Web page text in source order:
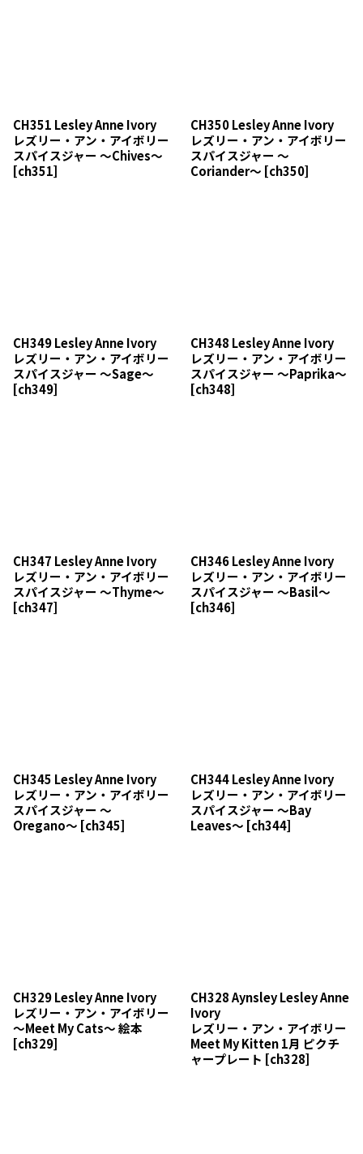
CH351 Lesley Anne Ivory
レズリー・アン・アイボリー
スパイスジャー 〜Chives〜
[ch351]
CH350 Lesley Anne Ivory
レズリー・アン・アイボリー
スパイスジャー 〜
Coriander〜 [ch350]
CH349 Lesley Anne Ivory
レズリー・アン・アイボリー
スパイスジャー 〜Sage〜
[ch349]
CH348 Lesley Anne Ivory
レズリー・アン・アイボリー
スパイスジャー 〜Paprika〜
[ch348]
CH347 Lesley Anne Ivory
レズリー・アン・アイボリー
スパイスジャー 〜Thyme〜
[ch347]
CH346 Lesley Anne Ivory
レズリー・アン・アイボリー
スパイスジャー 〜Basil〜
[ch346]
CH345 Lesley Anne Ivory
レズリー・アン・アイボリー
スパイスジャー 〜
Oregano〜 [ch345]
CH344 Lesley Anne Ivory
レズリー・アン・アイボリー
スパイスジャー 〜Bay
Leaves〜 [ch344]
CH329 Lesley Anne Ivory
レズリー・アン・アイボリー
〜Meet My Cats〜 絵本
[ch329]
CH328 Aynsley Lesley Anne
Ivory
レズリー・アン・アイボリー
Meet My Kitten 1月 ピクチ
ャープレート [ch328]